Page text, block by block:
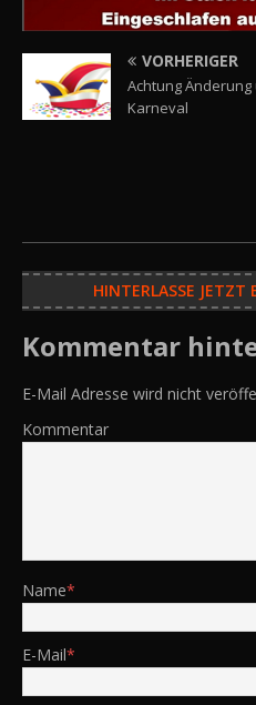
VORHERIGER
Achtung
Karneval
HINTERLASSE
Kommentar
E-Mail Adresse wird nicht
Kommentar
Name*
E-Mail*